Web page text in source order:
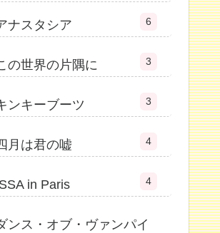
ナスタシア 6
の世界の片隅に 3
ンキーブーツ 3
月は君の嘘 4
in Paris 4
ンス・オブ・ヴァンパイ